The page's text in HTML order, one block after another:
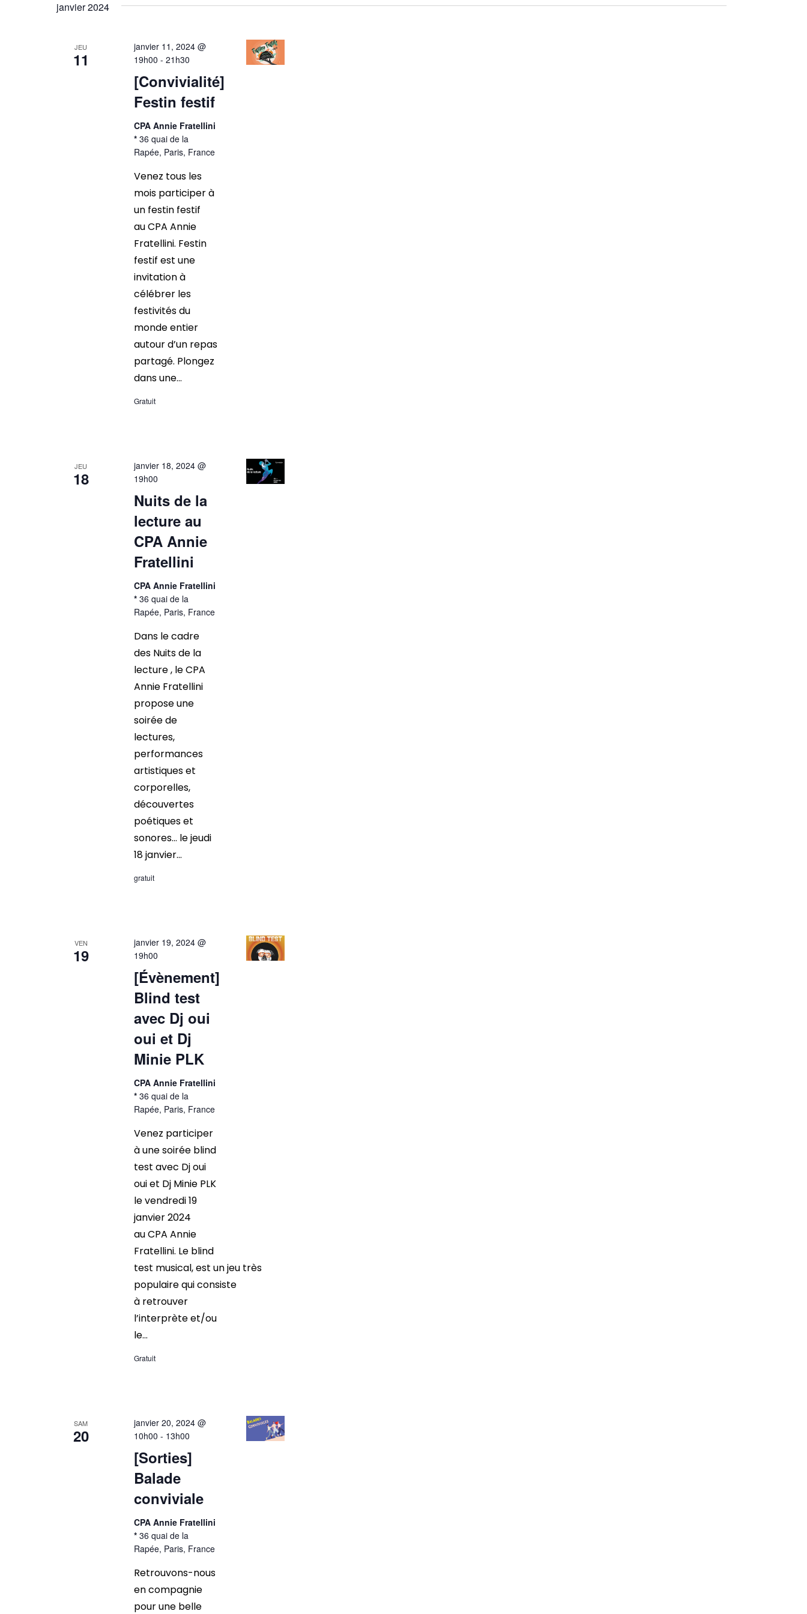
mot-
janvier 2024
JEU
11
[Convivialité]
Festin festif
janvier 11, 2024 @
19h00 -21h30
CPA Annie Fratellini
*36 quai de la
Rapée, Paris, France
Venez tous les
mois participer à
un festin festif
au CPA Annie
Fratellini. Festin
festif est une
invitation à
célébrer les
festivités du
monde entier
autour d’un repas
partagé. Plongez
dans une...
Gratuit
JEU
18
Nuits de la
lecture au
CPA Annie
Fratellini
janvier 18, 2024 @
19h00
CPA Annie Fratellini
*36 quai de la
Rapée, Paris, France
Dans le cadre
des Nuits de la
lecture , le CPA
Annie Fratellini
propose une
soirée de
lectures,
performances
artistiques et
corporelles,
découvertes
poétiques et
sonores… le jeudi
18 janvier...
gratuit
VEN
19
[Évènement]
Blind test
avec Dj oui
oui et Dj
Minie PLK
janvier 19, 2024 @
19h00
CPA Annie Fratellini
*36 quai de la
Rapée, Paris, France
Venez participer
à une soirée blind
test avec Dj oui
oui et Dj Minie PLK
le vendredi 19
janvier 2024
au CPA Annie
Fratellini. Le blind
test musical, est un jeu très
populaire qui consiste
à retrouver
l’interprète et/ou
le...
Gratuit
SAM
20
[Sorties]
Balade
conviviale
janvier 20, 2024 @
10h00 - 13h00
CPA Annie Fratellini
*36 quai de la
Rapée, Paris, France
Retrouvons-nous
en compagnie
pour une belle